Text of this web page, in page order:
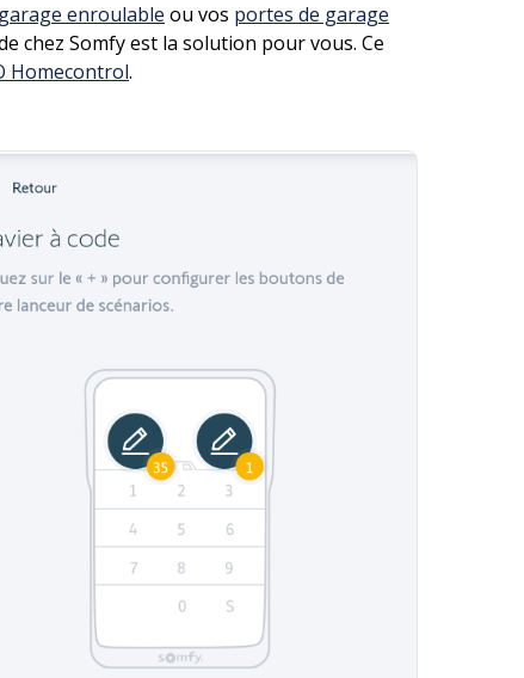
enroulable ou vos portes de garage
chez Somfy est la solution pour vous. Ce
Homecontrol.